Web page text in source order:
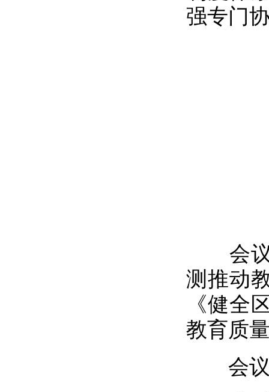
强专门
会议
测推动
《健全
教育质
会议